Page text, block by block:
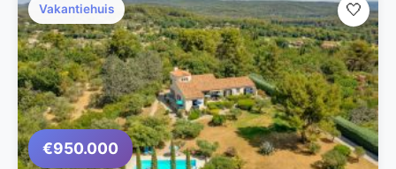
Vakantiehuis
€950.000
🤍